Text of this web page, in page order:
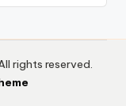
rights reserved.